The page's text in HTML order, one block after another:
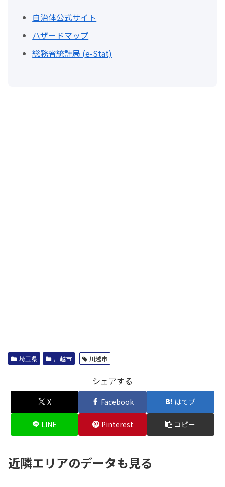
自治体公式サイト
ハザードマップ
総務省統計局 (e-Stat)
埼玉県 川越市 川越市
シェアする
X Facebook はてブ
LINE Pinterest コピー
近隣エリアのデータも見る